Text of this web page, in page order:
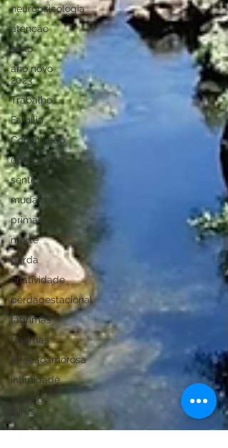
neuropsicologia
atenção
sono
ano novo
2023
Trabalho
Família
Conciliação
eneagrama
sentido
mudança
primavera
morte
perda
criatividade
perdagestacional
lágrimas
traumas
relaçãoamorosa
intimidade
Tempos
livres
disciplinapositiva